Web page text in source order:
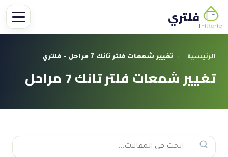
فلتري
الرئيسية ← تغيير شمعات فلتر تانك 7 مراحل - فلتري
تغيير شمعات فلتر تانك 7 مراحل